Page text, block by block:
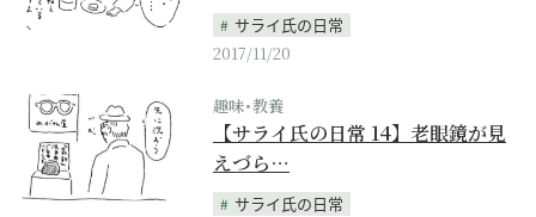
サライ氏の日常
2017/11/20
趣味･教養
【サライ氏の日常 14】老眼鏡が見
えづら…
サライ氏の日常